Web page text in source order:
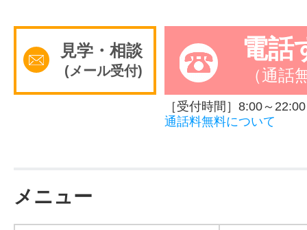
見学・相談
(メール受付)
電話
（通話
［受付時間］8:00～22:00
通話料無料について
メニュー